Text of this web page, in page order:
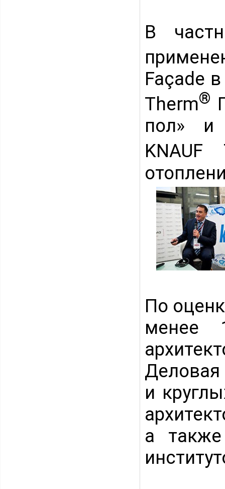
В
Façade
Therm®
пол» и
KNAUF
По
менее
Деловая
и
а